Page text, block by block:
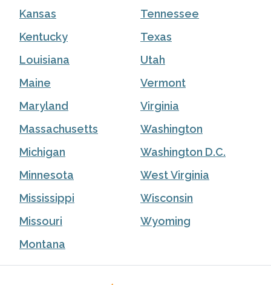
Kansas
Kentucky
Louisiana
Maine
Maryland
Massachusetts
Michigan
Minnesota
Mississippi
Missouri
Montana
Tennessee
Texas
Utah
Vermont
Virginia
Washington
Washington D.C.
West Virginia
Wisconsin
Wyoming